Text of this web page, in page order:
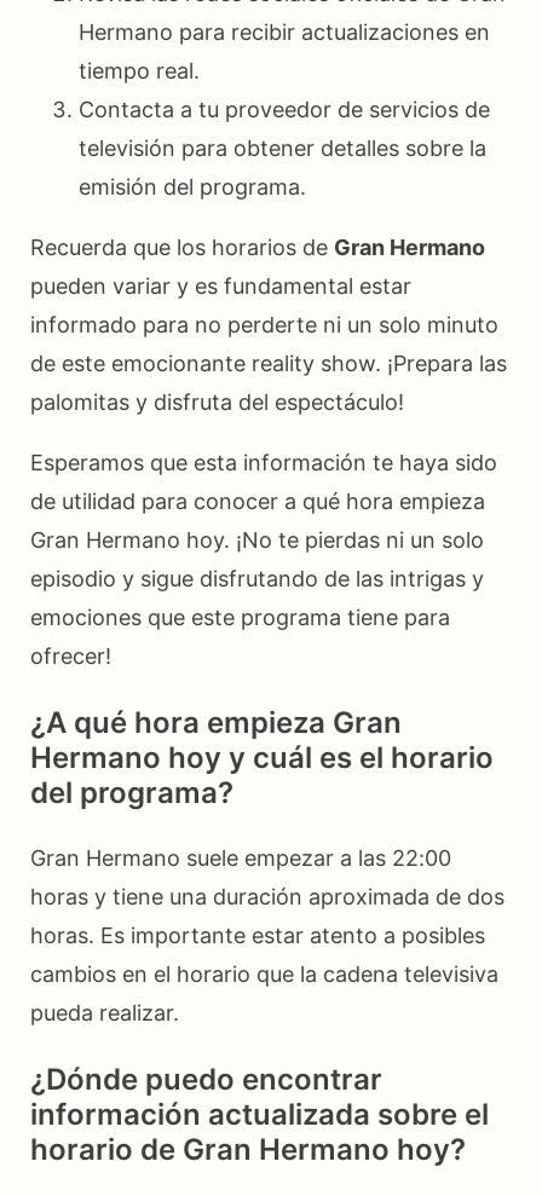
Hermano para recibir actualizaciones en
tiempo real.
Contacta a tu proveedor de servicios de
televisión para obtener detalles sobre la
emisión del programa.
Recuerda que los horarios de Gran Hermano
pueden variar y es fundamental estar
informado para no perderte ni un solo minuto
de este emocionante reality show. ¡Prepara las
palomitas y disfruta del espectáculo!
Esperamos que esta información te haya sido
de utilidad para conocer a qué hora empieza
Gran Hermano hoy. ¡No te pierdas ni un solo
episodio y sigue disfrutando de las intrigas y
emociones que este programa tiene para
ofrecer!
¿A qué hora empieza Gran
Hermano hoy y cuál es el horario
del programa?
Gran Hermano suele empezar a las 22:00
horas y tiene una duración aproximada de dos
horas. Es importante estar atento a posibles
cambios en el horario que la cadena televisiva
pueda realizar.
¿Dónde puedo encontrar
información actualizada sobre el
horario de Gran Hermano hoy?